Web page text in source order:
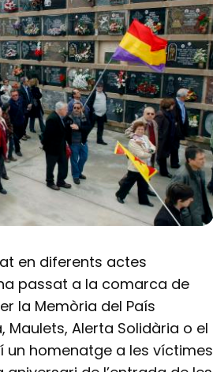
en diferents actes
passat a la comarca de
la Memòria del País
Maulets, Alerta Solidària o el
un homenatge a les víctimes